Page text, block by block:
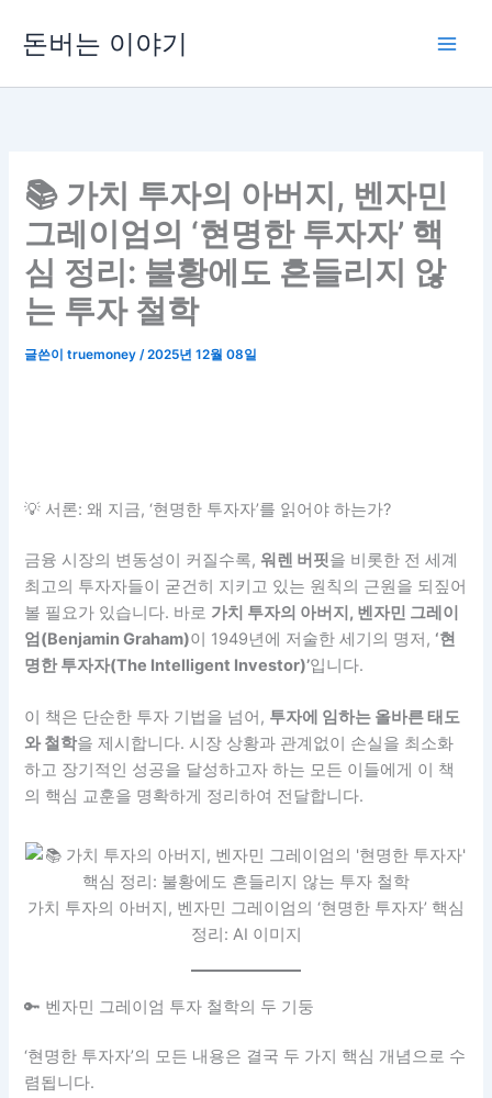
로
돈버는 이야기
📚 가치 투자의 아버지, 벤자민
그레이엄의 ‘현명한 투자자’ 핵
심 정리: 불황에도 흔들리지 않
는 투자 철학
글쓴이truemoney/2025년 12월 08일
💡 서론: 왜 지금, ‘현명한 투자자’를 읽어야 하는가?
금융 시장의 변동성이 커질수록, 워렌 버핏을 비롯한 전 세계
최고의 투자자들이 굳건히 지키고 있는 원칙의 근원을 되짚어
볼 필요가 있습니다. 바로 가치 투자의 아버지, 벤자민 그레이
엄(Benjamin Graham)이 1949년에 저술한 세기의 명저, ‘현
명한 투자자(The Intelligent Investor)’입니다.
이 책은 단순한 투자 기법을 넘어, 투자에 임하는 올바른 태도
와 철학을 제시합니다. 시장 상황과 관계없이 손실을 최소화
하고 장기적인 성공을 달성하고자 하는 모든 이들에게 이 책
의 핵심 교훈을 명확하게 정리하여 전달합니다.
가치 투자의 아버지, 벤자민 그레이엄의 ‘현명한 투자자’ 핵심
정리: AI 이미지
🔑 벤자민 그레이엄 투자 철학의 두 기둥
‘현명한 투자자’의 모든 내용은 결국 두 가지 핵심 개념으로 수
렴됩니다.